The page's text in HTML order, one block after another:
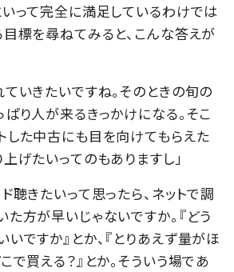
いって完全に満足しているわけでは
目標を尋ねてみると、こんな答えが
ていきたいですね。そのときの旬の
り人が来るきっかけになる。そこ
した中古にも目を向けてもらえた
げたいってのもありますし」
聴きたいって思ったら、ネットで調
方が早いじゃないですか。『どう
ですか』とか、『とりあえず量がほ
で買える？』とか。そういう場であ